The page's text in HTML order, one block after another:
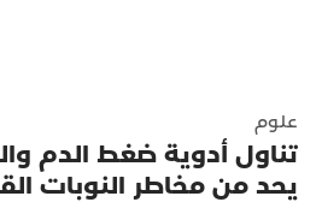
علوم
تناول أدوية ضغط الدم
يحد من مخاطر النوبات